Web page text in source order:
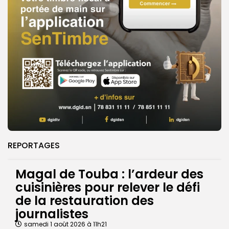
REPORTAGES
Magal de Touba : l’ardeur des
cuisinières pour relever le défi
de la restauration des
journalistes
samedi 1 août 2026 à 11h21